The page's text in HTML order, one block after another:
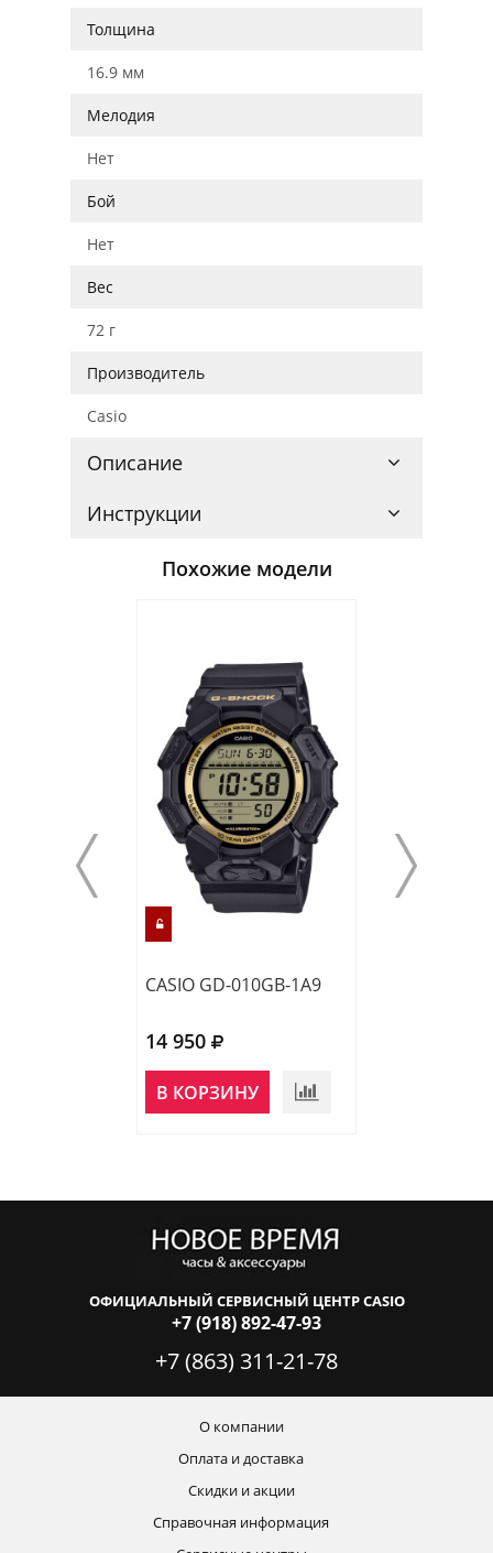
Толщина
16.9 мм
Мелодия
Нет
Бой
Нет
Вес
72 г
Производитель
Casio
Описание
Инструкции
Похожие модели
CASIO GD-010GB-1A9
14 950
В КОРЗИНУ
ОФИЦИАЛЬНЫЙ СЕРВИСНЫЙ ЦЕНТР CASIO
+7 (918) 892-47-93
+7 (863) 311-21-78
О компании
Оплата и доставка
Скидки и акции
Справочная информация